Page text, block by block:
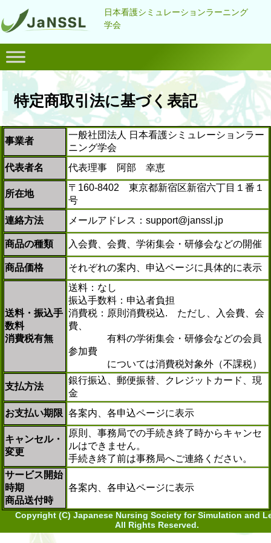
日本看護シミュレーションラーニング
学会
特定商取引法に基づく表記
事業者
一般社団法人 日本看護シミュレーションラー
ニング学会
代表者名
代表理事 阿部 幸恵
所在地
〒160-8402 東京都新宿区新宿六丁目１番１
号
連絡方法
メールアドレス：support@janssl.jp
商品の種類 入会費、会費、学術集会・研修会などの開催
商品価格 それぞれの案内、申込ページに具体的に表示
送料・振込手
数料
消費税有無
送料：なし
振込手数料：申込者負担
消費税：原則消費税込. ただし、入会費、会
費、
有料の学術集会・研修会などの会員
参加費
については消費税対象外（不課税）
支払方法
銀行振込、郵便振替、クレジットカード、現
金
お支払い期限 各案内、各申込ページに表示
キャンセル・
変更
原則、事務局での手続き終了時からキャンセ
ルはできません。
手続き終了前は事務局へご連絡ください。
サービス開始
時期
商品送付時
各案内、各申込ページに表示
Copyright (C) Japanese Nursing Society for Simulation and
All Rights Reserved.